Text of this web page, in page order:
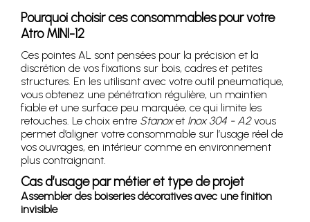
Pourquoi choisir ces consommables pour votre
Atro MINI-12
Ces pointes AL sont pensées pour la précision et la
discrétion de vos fixations sur bois, cadres et petites
structures. En les utilisant avec votre outil pneumatique,
vous obtenez une pénétration régulière, un maintien
fiable et une surface peu marquée, ce qui limite les
retouches. Le choix entre Stanoxet Inox 304 - A2vous
permet d’aligner votre consommable sur l’usage réel de
vos ouvrages, en intérieur comme en environnement
plus contraignant.
Cas d’usage par métier et type de projet
Assembler des boiseries décoratives avec une finition
invisible